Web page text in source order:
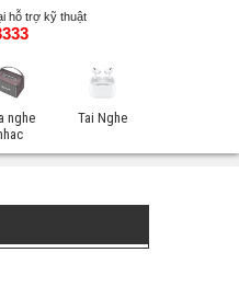
hỗ trợ kỹ thuật
nghe
Tai Nghe